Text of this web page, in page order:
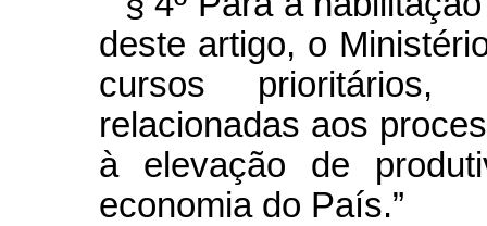
deste artigo, o
cursos prioritários,
relacionadas aos
à elevação de
economia do País.”